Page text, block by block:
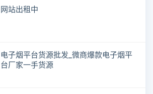
网站出租中
电子烟平台货源批发_微商爆款电子烟平
台厂家一手货源